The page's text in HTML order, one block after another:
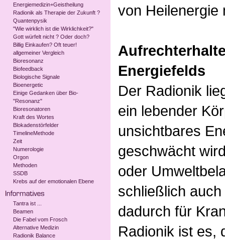
Energiemedizin+Geistheilung
Radionik als Therapie der Zukunft ?
Quantenpysik
"Wie wirklich ist die Wirklichkeit?"
Gott würfelt nicht ? Oder doch?
Billig Einkaufen? Oft teuer!
allgemeiner Vergleich
Bioresonanz
Biofeedback
Biologische Signale
Bioenergetic
Einige Gedanken über Bio-
"Resonanz"
Bioresonatoren
Kraft des Wortes
Blokadenstörfelder
TimelineMethode
Zeit
Numerologie
Orgon
Methoden
SSDB
Krebs auf der emotionalen Ebene
Tantra ist ...
Beamen
Die Fabel vom Frosch
Alternative Medizin
Radionik Balance
von Heilenergie
Energiefelds
Der Radionik
ein lebender
unsichtbares
geschwächt
oder
schließlich
dadurch für
Radionik ist es,